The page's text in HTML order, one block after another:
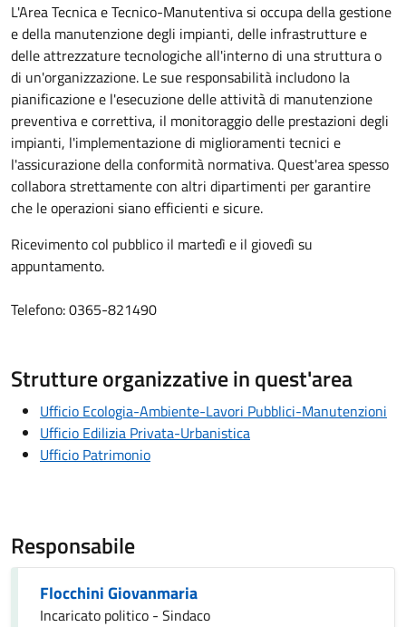
L'Area Tecnica e Tecnico-Manutentiva si occupa della gestione
e della manutenzione degli impianti, delle infrastrutture e
delle attrezzature tecnologiche all'interno di una struttura o
di un'organizzazione. Le sue responsabilità includono la
pianificazione e l'esecuzione delle attività di manutenzione
preventiva e correttiva, il monitoraggio delle prestazioni degli
impianti, l'implementazione di miglioramenti tecnici e
l'assicurazione della conformità normativa. Quest'area spesso
collabora strettamente con altri dipartimenti per garantire
che le operazioni siano efficienti e sicure.
Ricevimento col pubblico il martedì e il giovedì su
appuntamento.
Telefono: 0365-821490
Strutture organizzative in quest'area
Ufficio Ecologia-Ambiente-Lavori Pubblici-Manutenzioni
Ufficio Edilizia Privata-Urbanistica
Ufficio Patrimonio
Responsabile
Flocchini Giovanmaria
Incaricato politico - Sindaco